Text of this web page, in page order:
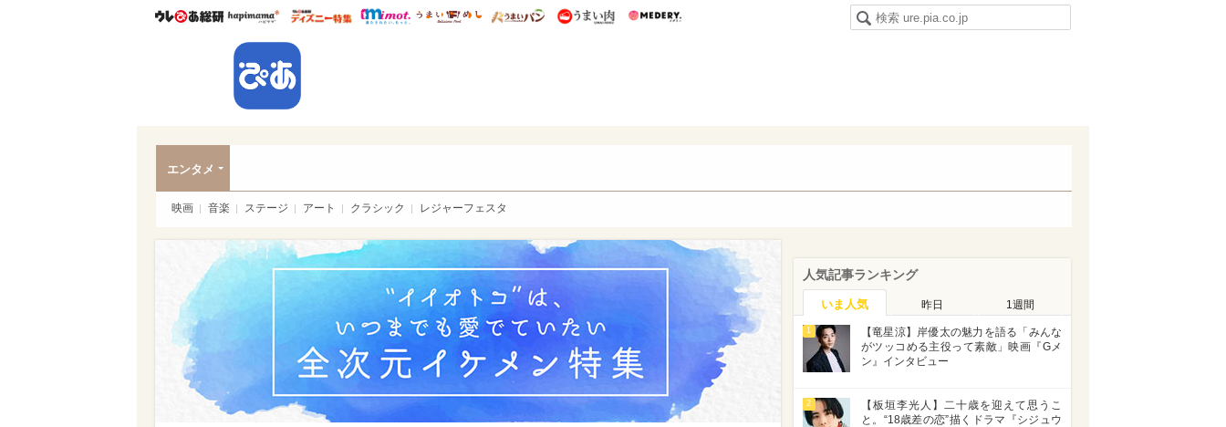
ウレぴあ総研ハピママ* ウレぴあ総研 ディズニー特集
mimot. うまいめし うまいパン うまい肉
エンタメ
映画 音楽 ステージ アート クラシック レジャーフェスタ
人気記事ランキング
いま人気 昨日 1週間
1
【竜星涼】岸優太の魅力を語る「みんな
がツッコめる主役って素敵」映画『Gメ
ン』インタビュー
2
【板垣李光人】二十歳を迎えて思うこ
と。“18歳差の恋”描くドラマ『シジュウ